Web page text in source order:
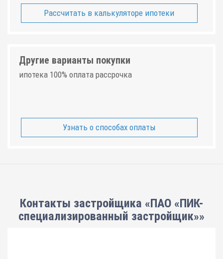
Рассчитать в калькуляторе ипотеки
Другие варианты покупки
ипотека 100% оплата рассрочка
Узнать о способах оплаты
Контакты застройщика «ПАО «ПИК-
специализированный застройщик»»